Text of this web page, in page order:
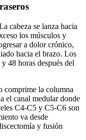
cabeza se lanza hacia
los músculos y
a dolor crónico,
hacia el brazo. Los
48 horas después del
la columna
el canal medular donde
C4-C5 y C5-C6 son
va desde
y fusión